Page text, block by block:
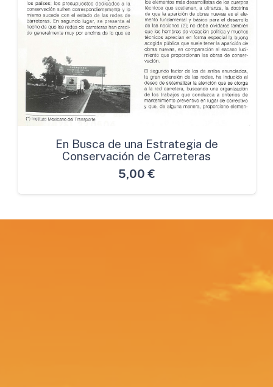
En Busca de una Estrategia de
Conservación de Carreteras
5,00 €